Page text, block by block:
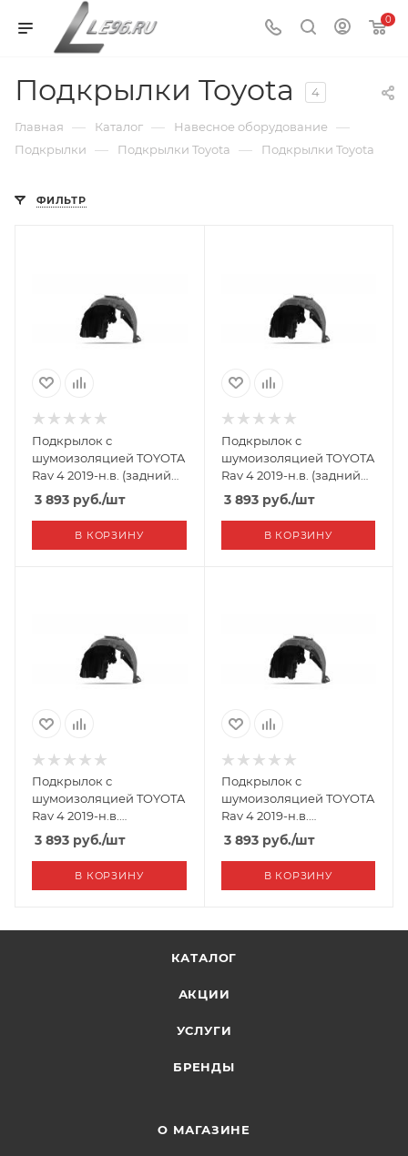
0
Подкрылки Toyota 4
Главная — Каталог — Навесное оборудование —
Подкрылки — Подкрылки Toyota — Подкрылки Toyota
ФИЛЬТР
Подкрылок с
шумоизоляцией TOYOTA
Rav 4 2019-н.в. (задний
левый)
3 893 руб./шт
В КОРЗИНУ
Подкрылок с
шумоизоляцией TOYOTA
Rav 4 2019-н.в. (задний
правый)
3 893руб./шт
В КОРЗИНУ
Подкрылок с
шумоизоляцией TOYOTA
Rav 4 2019-н.в.
(передний левый)
3 893 руб./шт
В КОРЗИНУ
Подкрылок с
шумоизоляцией TOYOTA
Rav 4 2019-н.в.
(передний правый)
3 893руб./шт
В КОРЗИНУ
КАТАЛОГ
АКЦИИ
УСЛУГИ
БРЕНДЫ
О МАГАЗИНЕ